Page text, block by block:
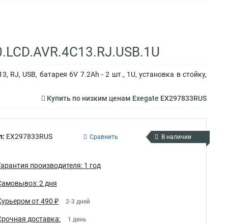
RJ, USB, батарея 6V 7.2Ah - 2 шт., 1U, установка в стойку,
Купить по низким ценам Exegate EX297833RUS
EX297833RUS Сравнить В наличии
производителя: 1 год
2 дня
от 490 ₽ 2-3 дней
доставка: 1 день